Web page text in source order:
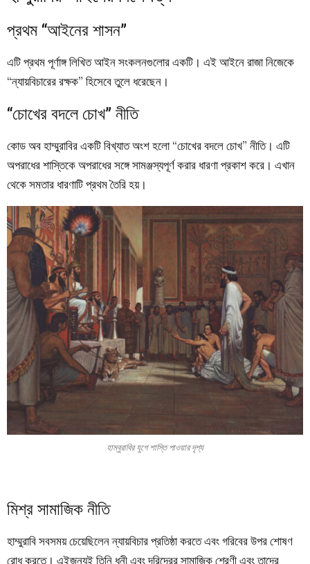
প্রথম “আইনের শাসন”
এটি প্রথম পূর্ণাঙ্গ লিখিত আইন সংকলনগুলোর একটি। এই আইনে রাজা নিজেকে
“ন্যায়বিচারের রক্ষক” হিসেবে তুলে ধরেছেন।
“চোখের বদলে চোখ” নীতি
কোড অব হাম্মুরাবির একটি বিখ্যাত অংশ হলো “চোখের বদলে চোখ” নীতি। এটি
অপরাধের শাস্তিকে অপরাধের সঙ্গে সামঞ্জস্যপূর্ণ করার ধারণা প্রকাশ করে। এখান
থেকে সমতার ধারণাটি প্রথম তৈরি হয়।
হাম্বুরাবির যুগে শাস্তি পাওয়ার দৃশ্য
মিশ্র সামাজিক নীতি
হাম্মুরাবি সবসময় চেয়েছিলেন ন্যায়বিচার প্রতিষ্ঠা করতে এবং গরিবের উপর শোষণ
রোধ করতে। এইজন্যই তিনি ধনী এবং দরিদ্রের সামাজিক শ্রেণী এবং তাদের